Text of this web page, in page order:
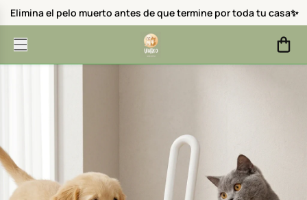
Elimina el pelo muerto antes de que termine por toda tu casa✨